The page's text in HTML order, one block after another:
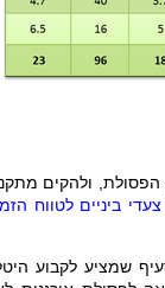
ולהקים
ביניים לטווח
שמציע לקבוע